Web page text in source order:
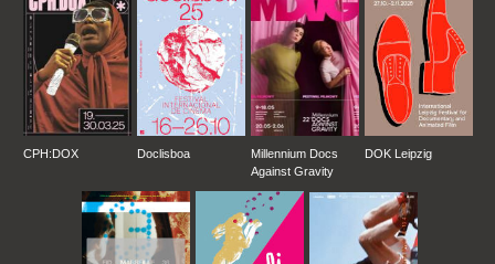
CPH:DOX Doclisboa
Millennium Docs
Against Gravity
DOK Leipzig